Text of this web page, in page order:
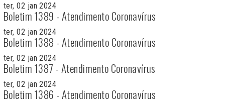
ter, 02 jan 2024
Boletim 1389 - Atendimento Coronavírus
ter, 02 jan 2024
Boletim 1388 - Atendimento Coronavírus
ter, 02 jan 2024
Boletim 1387 - Atendimento Coronavírus
ter, 02 jan 2024
Boletim 1386 - Atendimento Coronavírus